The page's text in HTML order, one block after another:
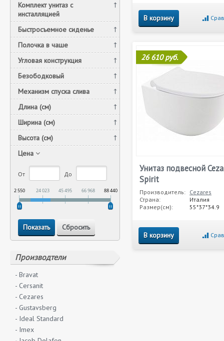
Комплект унитаз c
инсталляцией
Быстросъемное сиденье
Полочка в чаше
Угловая конструкция
Безободковый
Механизм спуска слива
Длина (см)
Ширина (см)
Высота (см)
Цена
От До
2 550 24 023 45 495 66 968 88 440
Производтели
- Bravat
- Cersanit
- Cezares
- Gustavsberg
- Ideal Standard
- Imex
В корзину
26 610 руб.
Унитаз подвесной
Spirit
Производитель: Cezares
Страна:
Италия
Размер(см):
55*37*34.9
В корзину